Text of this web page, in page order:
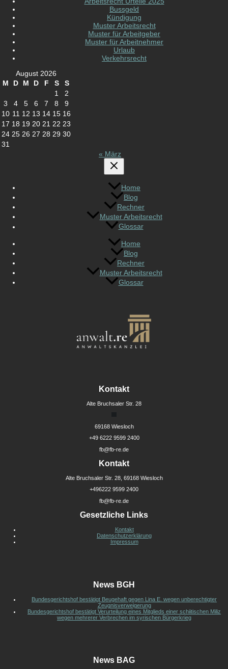
Bussgeld
Kündigung
Muster Arbeitsrecht
Muster für Arbeitgeber
Muster für Arbeitnehmer
Urlaub
Verkehrsrecht
August 2026
M
D M D F S
S
1
2
3
4 5 6 7 8
9
10 11 12 13 14 15 16
17 18 19 20 21 22 23
24 25 26 27 28 29 30
31
« März
Home
Blog
Rechner
Muster Arbeitsrecht
Glossar
Home
Blog
Rechner
Muster Arbeitsrecht
Glossar
Kontakt
Alte Bruchsaler Str. 28
69168 Wiesloch
+49 6222 9599 2400
fb@fb-re.de
Kontakt
Alte Bruchsaler Str. 28, 69168 Wiesloch
+496222 9599 2400
fb@fb-re.de
Gesetzliche Links
Kontakt
Datenschutzerklärung
Impressum
News BGH
Bundesgerichtshof bestätigt Beugehaft gegen Lina E. wegen unberechtigter
Zeugnisverweigerung
Bundesgerichtshof bestätigt Verurteilung eines Mitglieds einer schiitischen Miliz
wegen mehrerer Verbrechen im syrischen Bürgerkrieg
News BAG